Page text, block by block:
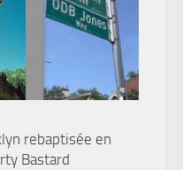
rebaptisée en
Bastard